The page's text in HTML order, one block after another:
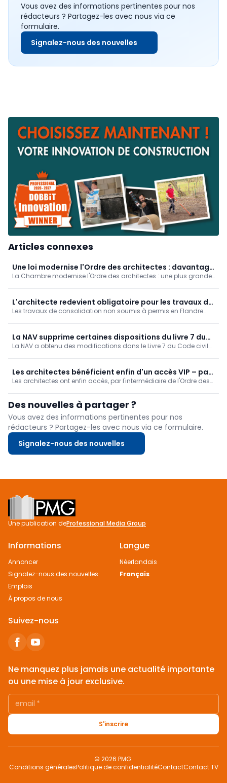
Vous avez des informations pertinentes pour nos
rédacteurs ? Partagez-les avec nous via ce
formulaire.
Signalez-nous des nouvelles
Articles connexes
Une loi modernise l'Ordre des architectes : davantage
de participation et de transparence
La Chambre modernise l'Ordre des architectes : une plus grande
davantage de transparence et un contrôle financier renforcé. Les
élections de cet automne se dérouleront déjà selon les nouvelles
L'architecte redevient obligatoire pour les travaux de
consolidation sans permis
Les travaux de consolidation non soumis à permis en Flandre
simplification administrative pour les interventions non
structurelles.
La NAV supprime certaines dispositions du livre 7 du
Code civil néerlandais, mais des inquiétudes
subsistent
La NAV a obtenu des modifications dans le Livre 7 du Code civil
Toutefois, des inquiétudes subsistent concernant la conformité
générale, le maintien de la responsabilité solidaire et le manque
de clarté des délais. Entrée en vigueur d'ici un an ; la NAV
assurera le suivi.
Les architectes bénéficient enfin d'un accès VIP – par
l'intermédiaire de l'Ordre
Les architectes ont enfin accès, par l'intermédiaire de l'Ordre des
d'autorisation plus rapides et plus efficaces. La NAV a pris en
charge ce dossier, a contribué à résoudre les problèmes liés à la
protection de la vie privée et continue de militer en faveur d'un
accès direct.
Des nouvelles à partager ?
Vous avez des informations pertinentes pour nos
rédacteurs ? Partagez-les avec nous via ce formulaire.
Signalez-nous des nouvelles
Footer
Une publication deProfessional Media Group
Informations
Annoncer
Signalez-nous des nouvelles
Emplois
À propos de nous
Langue
Néerlandais
Français
Suivez-nous
Ne manquez plus jamais une actualité importante
ou une mise à jour exclusive.
email *
S'inscrire
© 2026 PMG.
Conditions généralesPolitique de confidentialitéContactContact TV